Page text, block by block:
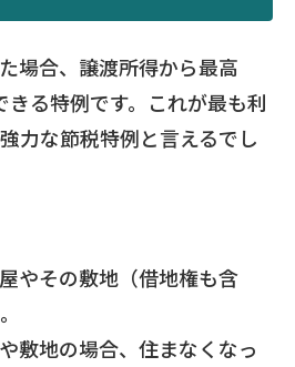
場合、譲渡所得から最高
る特例です。これが最も利
力な節税特例と言えるでし
やその敷地（借地権も含
敷地の場合、住まなくなっ